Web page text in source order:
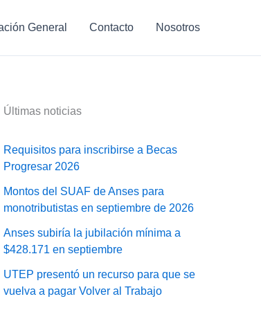
General Contacto Nosotros
Últimas noticias
Requisitos para inscribirse a Becas
Progresar 2026
Montos del SUAF de Anses para
monotributistas en septiembre de 2026
Anses subiría la jubilación mínima a
$428.171 en septiembre
UTEP presentó un recurso para que se
vuelva a pagar Volver al Trabajo